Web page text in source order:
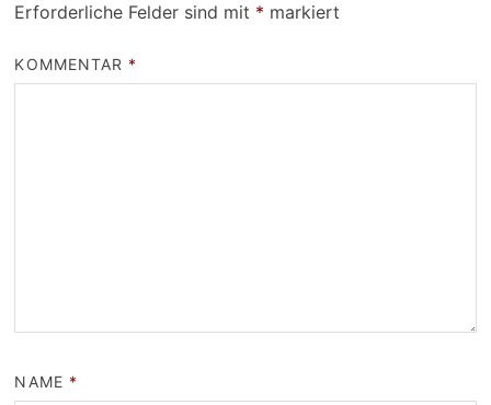
Erforderliche Felder sind mit * markiert
KOMMENTAR *
NAME *